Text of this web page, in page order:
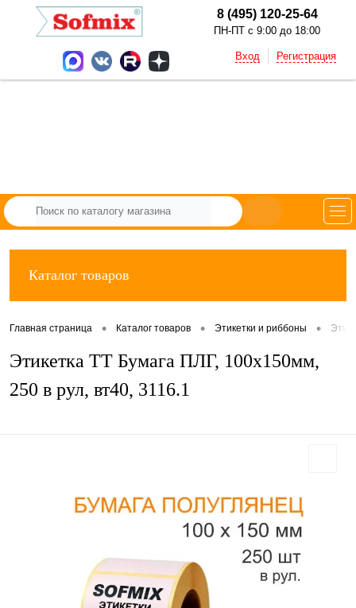
8 (495) 120-25-64
ПН-ПТ с 9:00 до 18:00
Вход Регистрация
Каталог товаров
Главная страница • Каталог товаров • Этикетки и риббоны •
Этикетка ТТ Бумага ПЛГ, 100х150мм,
250 в рул, вт40, 3116.1